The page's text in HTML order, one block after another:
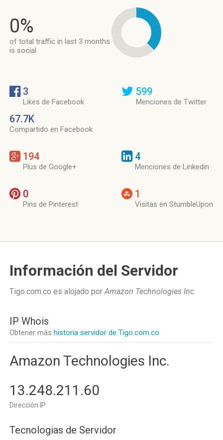
0%
of total traffic in last 3 months
is social
3
Likes de Facebook
67.7K
Compartido en Facebook
599
Menciones de Twitter
194
Plus de Google+
4
Menciones de Linkedin
0
Pins de Pinterest
1
Visitas en StumbleUpon
Información del Servidor
Tigo.com.co es alojado porAmazon Technologies Inc.
IP Whois
Obtener más historia servidor de Tigo.com.co
Amazon Technologies Inc.
13.248.211.60
Dirección IP
Tecnologias de Servidor